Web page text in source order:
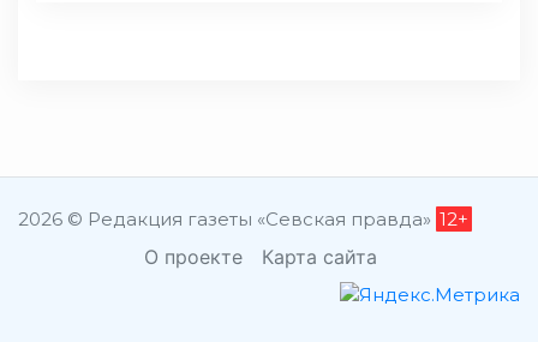
2026 © Редакция газеты «Севская правда» 12+
О проекте Карта сайта